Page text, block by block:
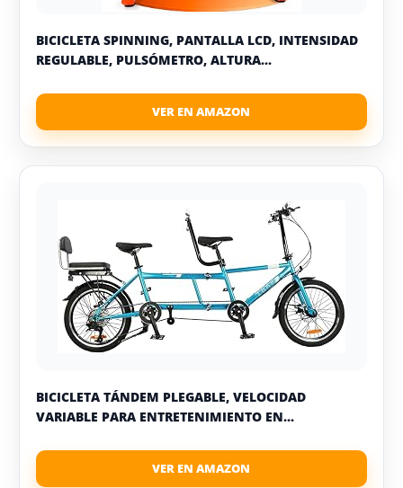
BICICLETA SPINNING, PANTALLA LCD, INTENSIDAD
REGULABLE, PULSÓMETRO, ALTURA...
BICICLETA TÁNDEM PLEGABLE, VELOCIDAD
VARIABLE PARA ENTRETENIMIENTO EN...